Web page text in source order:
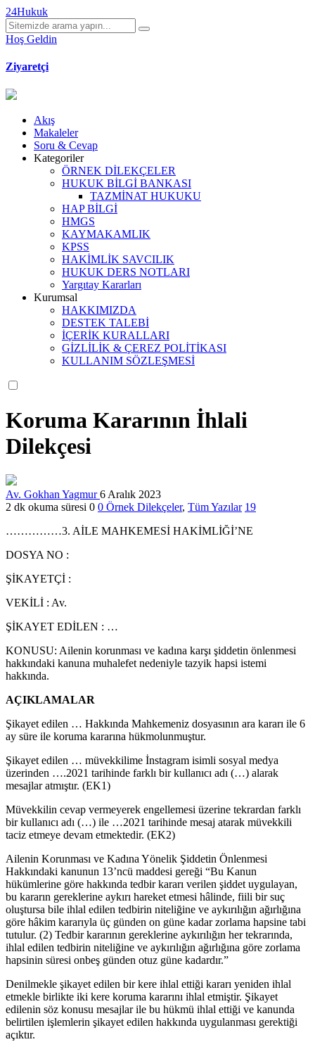
24Hukuk
Hoş Geldin
Ziyaretçi
Akış
Makaleler
Soru & Cevap
Kategoriler
ÖRNEK DİLEKÇELER
HUKUK BİLGİ BANKASI
TAZMİNAT HUKUKU
HAP BİLGİ
HMGS
KAYMAKAMLIK
KPSS
HAKİMLİK SAVCILIK
HUKUK DERS NOTLARI
Yargıtay Kararları
Kurumsal
HAKKIMIZDA
DESTEK TALEBİ
İÇERİK KURALLARI
GİZLİLİK & ÇEREZ POLİTİKASI
KULLANIM SÖZLEŞMESİ
Koruma Kararının İhlali
Dilekçesi
Av. Gokhan Yagmur6 Aralık 2023
2 dk okuma süresi 0 0 Örnek Dilekçeler, Tüm Yazılar 19
……………3. AİLE MAHKEMESİ HAKİMLİĞİ’NE
DOSYA NO :
ŞİKAYETÇİ :
VEKİLİ : Av.
ŞİKAYET EDİLEN : …
KONUSU: Ailenin korunması ve kadına karşı şiddetin önlenmesi
hakkındaki kanuna muhalefet nedeniyle tazyik hapsi istemi
hakkında.
AÇIKLAMALAR
Şikayet edilen … Hakkında Mahkemeniz dosyasının ara kararı ile 6
ay süre ile koruma kararına hükmolunmuştur.
Şikayet edilen … müvekkilime İnstagram isimli sosyal medya
üzerinden ….2021 tarihinde farklı bir kullanıcı adı (…) alarak
mesajlar atmıştır. (EK1)
Müvekkilin cevap vermeyerek engellemesi üzerine tekrardan farklı
bir kullanıcı adı (…) ile …2021 tarihinde mesaj atarak müvekkili
taciz etmeye devam etmektedir. (EK2)
Ailenin Korunması ve Kadına Yönelik Şiddetin Önlenmesi
Hakkındaki kanunun 13’ncü maddesi gereği “Bu Kanun
hükümlerine göre hakkında tedbir kararı verilen şiddet uygulayan,
bu kararın gereklerine aykırı hareket etmesi hâlinde, fiili bir suç
oluştursa bile ihlal edilen tedbirin niteliğine ve aykırılığın ağırlığına
göre hâkim kararıyla üç günden on güne kadar zorlama hapsine tabi
tutulur. (2) Tedbir kararının gereklerine aykırılığın her tekrarında,
ihlal edilen tedbirin niteliğine ve aykırılığın ağırlığına göre zorlama
hapsinin süresi onbeş günden otuz güne kadardır.”
Denilmekle şikayet edilen bir kere ihlal ettiği kararı yeniden ihlal
etmekle birlikte iki kere koruma kararını ihlal etmiştir. Şikayet
edilenin söz konusu mesajlar ile bu hükmü ihlal ettiği ve kanunda
belirtilen işlemlerin şikayet edilen hakkında uygulanması gerektiği
açıktır.